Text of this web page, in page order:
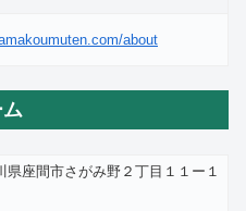
about
県座間市さがみ野２丁目１１ー１